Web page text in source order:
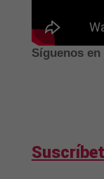
Síguenos en